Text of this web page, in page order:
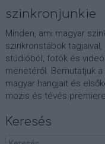
szinkronjunkie
Minden, ami magyar
szinkronstábok tagjaival,
stúdióból, fotók és
menetéről. Bemutatjuk
magyar hangjait és
mozis és tévés
Keresés